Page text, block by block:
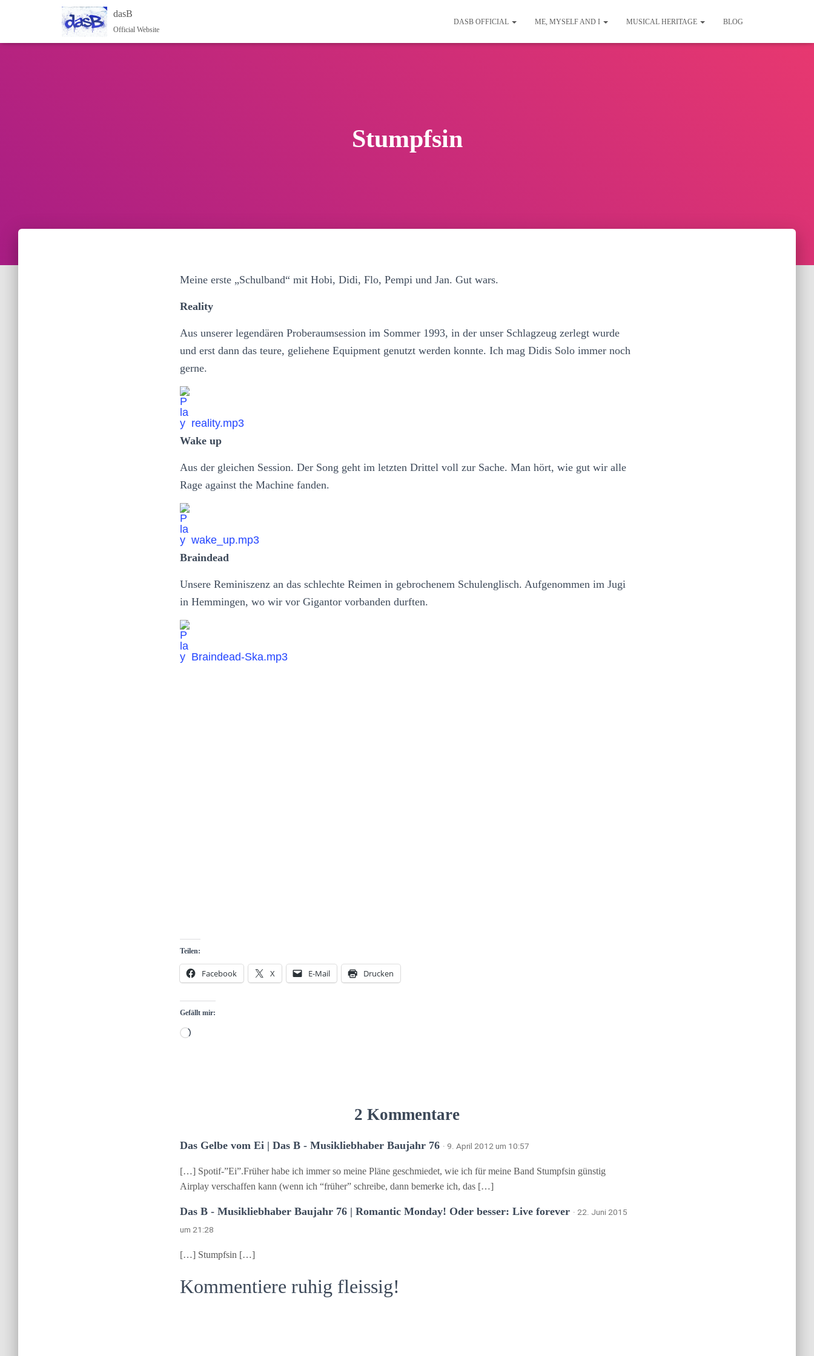
dasB
Official Website
DASB OFFICIAL ME, MYSELF AND I MUSICAL HERITAGE BLOG
Stumpfsin
Meine erste „Schulband“ mit Hobi, Didi, Flo, Pempi und Jan. Gut wars.
Reality
Aus unserer legendären Proberaumsession im Sommer 1993, in der unser Schlagzeug zerlegt wurde
und erst dann das teure, geliehene Equipment genutzt werden konnte. Ich mag Didis Solo immer noch
gerne.
reality.mp3
Wake up
Aus der gleichen Session. Der Song geht im letzten Drittel voll zur Sache. Man hört, wie gut wir alle
Rage against the Machine fanden.
wake_up.mp3
Braindead
Unsere Reminiszenz an das schlechte Reimen in gebrochenem Schulenglisch. Aufgenommen im Jugi
in Hemmingen, wo wir vor Gigantor vorbanden durften.
Braindead-Ska.mp3
Teilen:
Facebook X E-Mail Drucken
Gefällt mir:
Wird
2 Kommentare
Das Gelbe vom Ei | Das B - Musikliebhaber Baujahr 76 · 9. April 2012 um 10:57
[…] Spotif-”Ei”.Früher habe ich immer so meine Pläne geschmiedet, wie ich für meine Band Stumpfsin günstig
Airplay verschaffen kann (wenn ich “früher” schreibe, dann bemerke ich, das […]
Das B - Musikliebhaber Baujahr 76 | Romantic Monday! Oder besser: Live forever · 22. Juni 2015
um 21:28
[…] Stumpfsin […]
Kommentiere ruhig fleissig!